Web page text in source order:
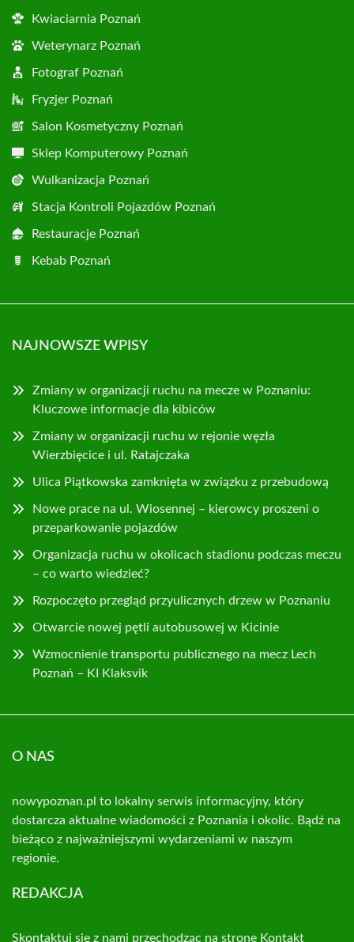
Kwiaciarnia Poznań
Weterynarz Poznań
Fotograf Poznań
Fryzjer Poznań
Salon Kosmetyczny Poznań
Sklep Komputerowy Poznań
Wulkanizacja Poznań
Stacja Kontroli Pojazdów Poznań
Restauracje Poznań
Kebab Poznań
NAJNOWSZE WPISY
Zmiany w organizacji ruchu na mecze w Poznaniu:
Kluczowe informacje dla kibiców
Zmiany w organizacji ruchu w rejonie węzła
Wierzbięcice i ul. Ratajczaka
Ulica Piątkowska zamknięta w związku z przebudową
Nowe prace na ul. Wiosennej – kierowcy proszeni o
przeparkowanie pojazdów
Organizacja ruchu w okolicach stadionu podczas meczu
– co warto wiedzieć?
Rozpoczęto przegląd przyulicznych drzew w Poznaniu
Otwarcie nowej pętli autobusowej w Kicinie
Wzmocnienie transportu publicznego na mecz Lech
Poznań – KI Klaksvik
O NAS
nowypoznan.pl to lokalny serwis informacyjny, który
dostarcza aktualne wiadomości z Poznania i okolic. Bądź na
bieżąco z najważniejszymi wydarzeniami w naszym
regionie.
REDAKCJA
Skontaktuj się z nami przechodząc na stronę Kontakt